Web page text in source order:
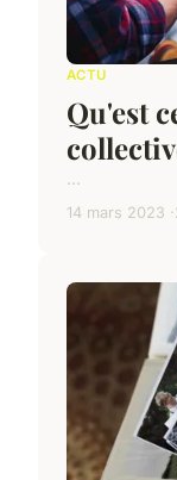
ACTU
Qu'est
...
14 mars 2023